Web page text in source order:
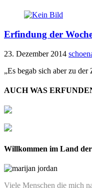
Erfindung der
23. Dezember 2014
„Es begab sich aber zu
AUCH WAS
Willkommen im Land
Viele Menschen die mich